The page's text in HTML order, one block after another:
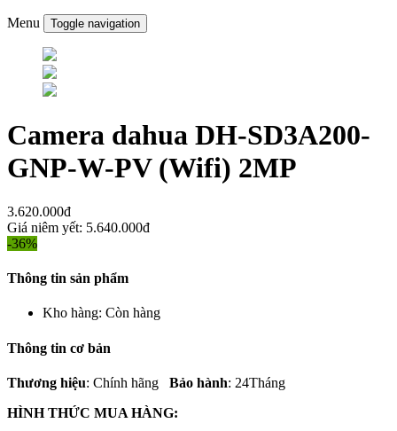
Menu Toggle navigation
Camera dahua DH-SD3A200-
GNP-W-PV (Wifi) 2MP
3.620.000đ
Giá niêm yết: 5.640.000đ
-36%
Thông tin sản phẩm
Kho hàng: Còn hàng
Thông tin cơ bản
Thương hiệu: Chính hãng Bảo hành: 24Tháng
HÌNH THỨC MUA HÀNG: